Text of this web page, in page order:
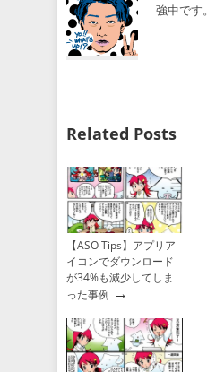
強中です。
Related Posts
【ASO Tips】アプリア
イコンでダウンロード
が34%も減少してしま
った事例 →